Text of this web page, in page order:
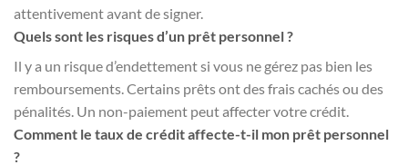
attentivement avant de signer.
Quels sont les risques d’un prêt personnel ?
Il y a un risque d’endettement si vous ne gérez pas bien les
remboursements. Certains prêts ont des frais cachés ou des
pénalités. Un non-paiement peut affecter votre crédit.
Comment le taux de crédit affecte-t-il mon prêt personnel
?